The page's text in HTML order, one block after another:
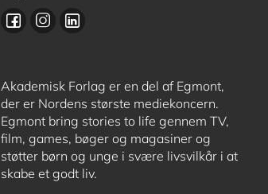
Akademisk Forlag er en del af Egmont,
der er Nordens største mediekoncern.
Egmont bring stories to life gennem TV,
film, games, bøger og magasiner og
støtter børn og unge i svære livsvilkår i at
skabe et godt liv.